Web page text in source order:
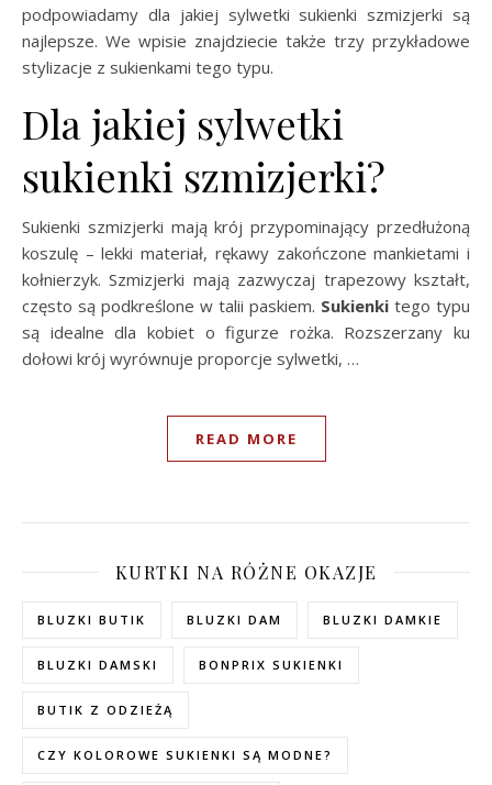
podpowiadamy dla jakiej sylwetki sukienki szmizjerki są
najlepsze. We wpisie znajdziecie także trzy przykładowe
stylizacje z sukienkami tego typu.
Dla jakiej sylwetki
sukienki szmizjerki?
Sukienki szmizjerki mają krój przypominający przedłużoną
koszulę – lekki materiał, rękawy zakończone mankietami i
kołnierzyk. Szmizjerki mają zazwyczaj trapezowy kształt,
często są podkreślone w talii paskiem. Sukienki tego typu
są idealne dla kobiet o figurze rożka. Rozszerzany ku
dołowi krój wyrównuje proporcje sylwetki, …
READ MORE
KURTKI NA RÓŻNE OKAZJE
BLUZKI BUTIK BLUZKI DAM BLUZKI DAMKIE
BLUZKI DAMSKI BONPRIX SUKIENKI
BUTIK Z ODZIEŻĄ
CZY KOLOROWE SUKIENKI SĄ MODNE?